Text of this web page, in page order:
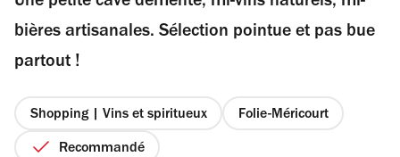
étoiles
bières artisanales. Sélection pointue et pas bue
partout !
Shopping | Vins et spiritueux Folie-Méricourt
Recommandé